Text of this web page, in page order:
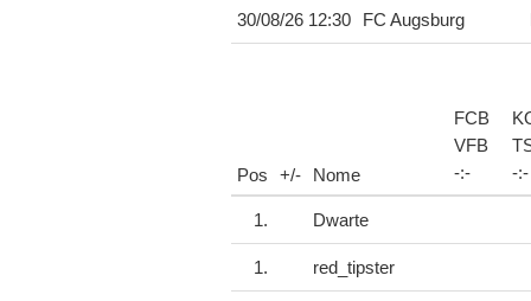
30/08/26 12:30 FC Augsburg
Pos +/- Nome
FCB
VFB
-:-
-:-
1. Dwarte
1. red_tipster